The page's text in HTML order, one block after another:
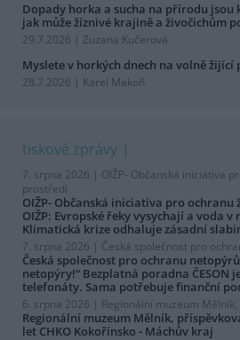
Dopady horka a sucha na přírodu jsou
jak může žíznivé krajině a živočichům
29.7.2026 | Zuzana Kučerová
Myslete v horkých dnech na volně
28.7.2026 | Karel Makoň
tiskové zprávy
7. srpna 2026 | OIŽP- Občanská iniciativa
prostředí
OIŽP- Občanská iniciativa pro
OIŽP: Evropské řeky vysychají a voda v
Klimatická krize odhaluje zásadní
7. srpna 2026 | Česká společnost pro
Česká společnost pro ochranu
netopýry!“ Bezplatná poradna ČESON
telefonáty. Sama potřebuje finanční
6. srpna 2026 | Regionální muzeum
Regionální muzeum Mělník,
let CHKO Kokořínsko - Máchův kraj